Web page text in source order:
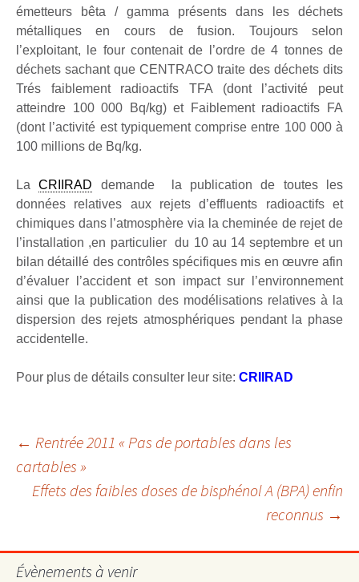
émetteurs bêta / gamma présents dans les déchets
métalliques en cours de fusion. Toujours selon
l’exploitant, le four contenait de l’ordre de 4 tonnes de
déchets sachant que CENTRACO traite des déchets dits
Trés faiblement radioactifs TFA (dont l’activité peut
atteindre 100 000 Bq/kg) et Faiblement radioactifs FA
(dont l’activité est typiquement comprise entre 100 000 à
100 millions de Bq/kg.
LaCRIIRAD demande la publication de toutes les
données relatives aux rejets d’effluents radioactifs et
chimiques dans l’atmosphère via la cheminée de rejet de
l’installation ,en particulier du 10 au 14 septembre et un
bilan détaillé des contrôles spécifiques mis en œuvre afin
d’évaluer l’accident et son impact sur l’environnement
ainsi que la publication des modélisations relatives à la
dispersion des rejets atmosphériques pendant la phase
accidentelle.
Pour plus de détails consulter leur site: CRIIRAD
Navigation
des
articles
← Rentrée 2011 « Pas de portables dans les
cartables »
Effets des faibles doses de bisphénol A (BPA) enfin
reconnus →
Évènements à venir